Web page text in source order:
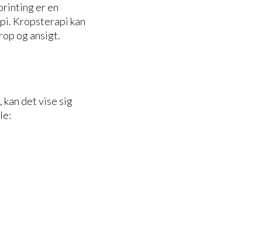
er en
Kropsterapi kan
og ansigt.
det vise sig